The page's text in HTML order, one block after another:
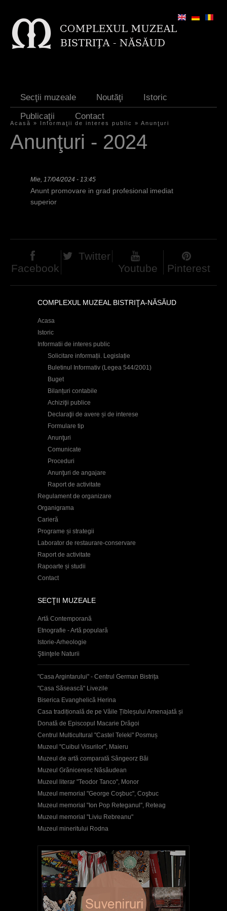
Secţii muzeale Noutăţi
Istoric
Publicaţii
Contact
E
c
Acasă » Informaţii de interes public » Anunţuri
Anunţuri - 2024
Mie, 17/04/2024 - 13:45
Anunt promovare in grad profesional imediat
superior
Facebook
Twitter
Youtube
Pinterest
COMPLEXUL MUZEAL BISTRIŢA-NĂSĂUD
Acasa
Istoric
Informatii de interes public
Solicitare informații. Legislație
Buletinul Informativ (Legea 544/2001)
Buget
Bilanțuri contabile
Achiziţii publice
Declaraţii de avere și de interese
Formulare tip
Anunţuri
Comunicate
Proceduri
Anunţuri de angajare
Raport de activitate
Regulament de organizare
Organigrama
Carieră
Programe și strategii
Laborator de restaurare-conservare
Raport de activitate
Rapoarte și studii
Contact
SECŢII MUZEALE
Artă Contemporană
Etnografie - Artă populară
Istorie-Arheologie
Ştiinţele Naturii
"Casa Argintarului" - Centrul German Bistrița
"Casa Săsească" Livezile
Biserica Evanghelică Herina
Casa tradițională de pe Văile Țibleșului Amenajată și
Donată de Episcopul Macarie Drăgoi
Centrul Multicultural "Castel Teleki" Posmuș
Muzeul "Cuibul Visurilor", Maieru
Muzeul de artă comparată Sângeorz Băi
Muzeul Grăniceresc Năsăudean
Muzeul literar "Teodor Tanco", Monor
Muzeul memorial "George Coşbuc", Coşbuc
Muzeul memorial "Ion Pop Reteganul", Reteag
Muzeul memorial "Liviu Rebreanu"
Muzeul mineritului Rodna